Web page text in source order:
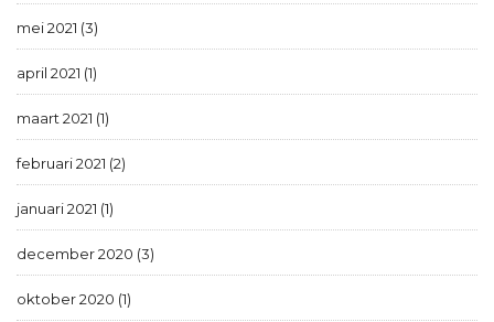
mei 2021 (3)
april 2021 (1)
maart 2021 (1)
februari 2021 (2)
januari 2021 (1)
december 2020 (3)
oktober 2020 (1)